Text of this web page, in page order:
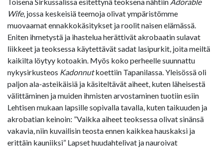
Wife, jossa keskeisiä teemoja olivat ympäristömme
muovaamat ennakkokäsitykset ja roolit naisen elämässä.
Eniten ihmetystä ja ihastelua herättivät akrobaatin sulavat
liikkeet ja teoksessa käytettävät sadat lasipurkit, joita meiltä
kaikilta löytyy kotoakin. Myös koko perheelle suunnattu
nykysirkusteos Kadonnutkoettiin Tapanilassa. Yleisössä oli
paljon ala-asteikäisiä ja käsiteltävät aiheet, kuten läheisestä
välittäminen ja muiden ihmisten arvostaminen tuotiin esiin
Lehtisen mukaan lapsille sopivalla tavalla, kuten taikuuden ja
akrobatian keinoin: ”Vaikka aiheet teoksessa olivat sinänsä
vakavia, niin kuvailisin teosta ennen kaikkea hauskaksi ja
erittäin kauniiksi” Lapset huudahtelivat ja nauroivat